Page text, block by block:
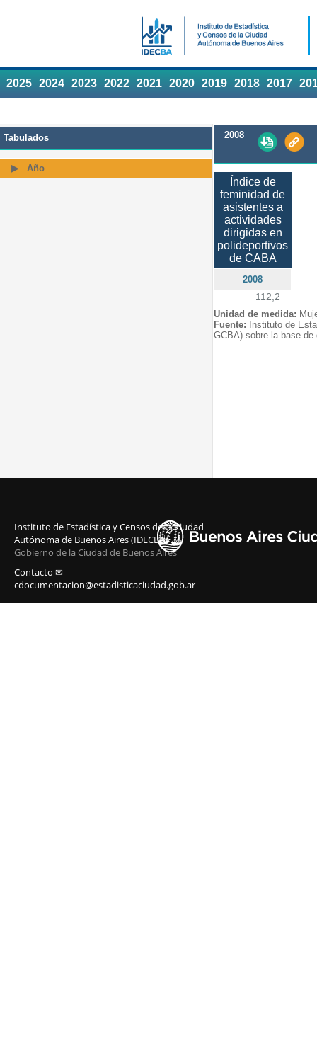
2025 2024 2023 2022 2021 2020 2019 2018 2017
Tabulados
Año
2008
Índice de
feminidad de
asistentes a
actividades
dirigidas en
polideportivos
de CABA
2008
112,2
Unidad de medida:
Fuente: Instituto de
GCBA) sobre la base
Instituto de Estadística y Censos de la Ciudad
Autónoma de Buenos Aires (IDECBA)
Gobierno de la Ciudad de Buenos Aires
Contacto ✉
cdocumentacion@estadisticaciudad.gob.ar